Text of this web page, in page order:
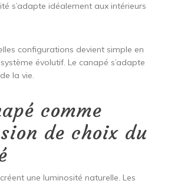
s’adapte idéalement aux intérieurs
configurations devient simple en
évolutif. Le canapé s’adapte
la vie.
comme
de choix du
une luminosité naturelle. Les